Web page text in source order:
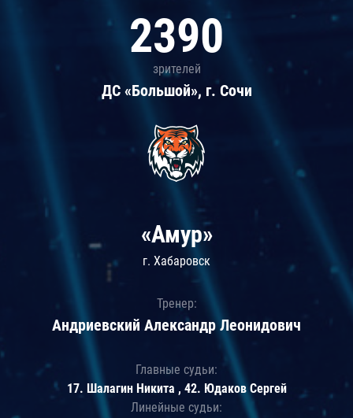
2390
зрителей
ДС «Большой», г. Сочи
«Амур»
г. Хабаровск
Тренер:
Андриевский Александр Леонидович
Главные судьи:
17. Шалагин Никита , 42. Юдаков Сергей
Линейные судьи: